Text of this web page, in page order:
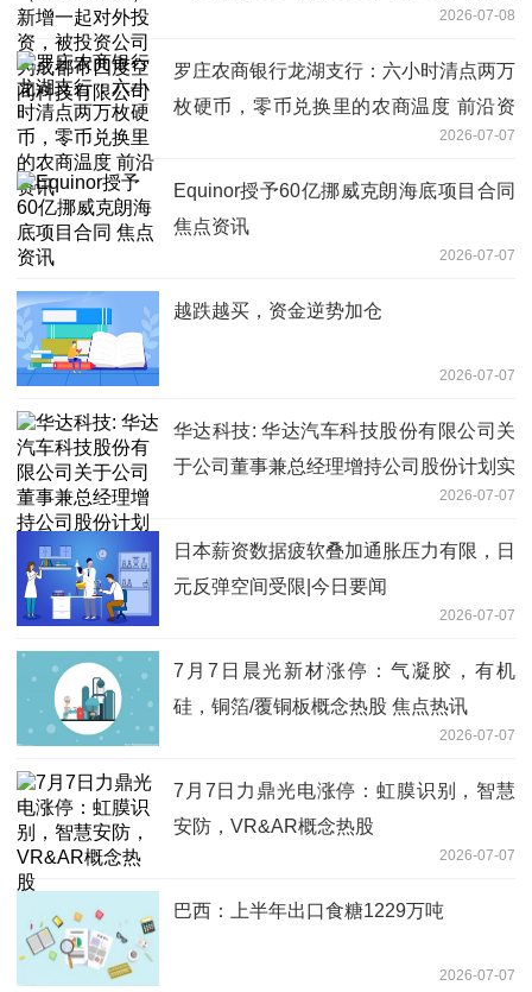
2026-07-08
罗庄农商银行龙湖支行：六小时清点两万
枚硬币，零币兑换里的农商温度 前沿资
2026-07-07
Equinor授予60亿挪威克朗海底项目合同
焦点资讯
2026-07-07
越跌越买，资金逆势加仓
2026-07-07
华达科技: 华达汽车科技股份有限公司关
于公司董事兼总经理增持公司股份计划实
2026-07-07
日本薪资数据疲软叠加通胀压力有限，日
元反弹空间受限|今日要闻
2026-07-07
7月7日晨光新材涨停：气凝胶，有机
硅，铜箔/覆铜板概念热股 焦点热讯
2026-07-07
7月7日力鼎光电涨停：虹膜识别，智慧
安防，VR&AR概念热股
2026-07-07
巴西：上半年出口食糖1229万吨
2026-07-07